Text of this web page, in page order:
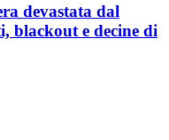
devastata dal
blackout e decine di